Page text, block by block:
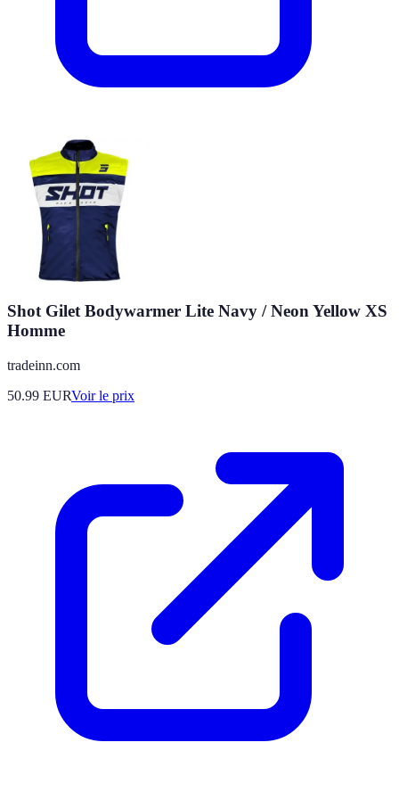
Shot Gilet Bodywarmer Lite Navy / Neon Yellow XS
Homme
tradeinn.com
50.99 EURVoir le prix